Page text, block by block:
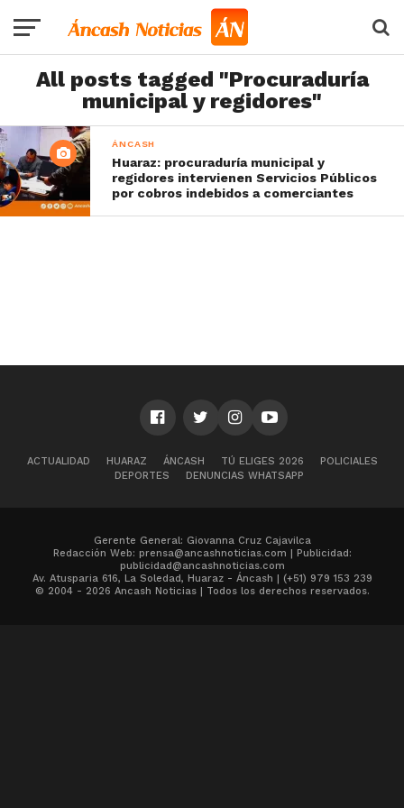
All posts tagged "Procuraduría
municipal y regidores"
ÁNCASH
Huaraz: procuraduría municipal y
regidores intervienen Servicios Públicos
por cobros indebidos a comerciantes
ACTUALIDAD HUARAZ ÁNCASH TÚ ELIGES 2026
POLICIALES
DEPORTES
DENUNCIAS WHATSAPP
Gerente General: Giovanna Cruz Cajavilca
Redacción Web: prensa@ancashnoticias.com | Publicidad:
publicidad@ancashnoticias.com
Av. Atusparia 616, La Soledad, Huaraz - Áncash | (+51) 979 153 239
© 2004 - 2026 Ancash Noticias | Todos los derechos reservados.